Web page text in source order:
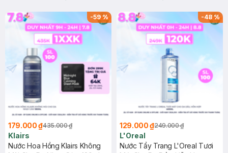
-59%
179.000 ₫435.000 ₫
Klairs
Nước Hoa Hồng Klairs Không
-48%
129.000 ₫249.000 ₫
L'Oreal
Nước Tẩy Trang L'Oreal Tươi